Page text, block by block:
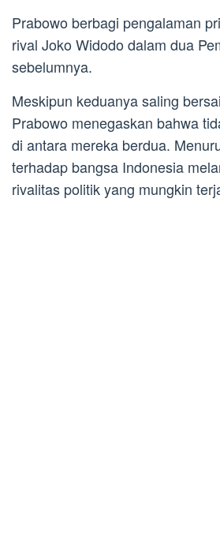
Prabowo berbagi pengalaman
rival Joko Widodo dalam dua
sebelumnya.
Meskipun keduanya saling
Prabowo menegaskan bahwa
di antara mereka berdua.
terhadap bangsa Indonesia
rivalitas politik yang mungkin